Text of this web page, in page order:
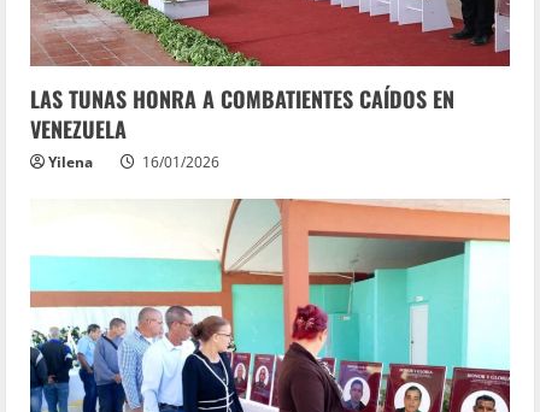
LAS TUNAS HONRA A COMBATIENTES CAÍDOS EN
VENEZUELA
Yilena 16/01/2026